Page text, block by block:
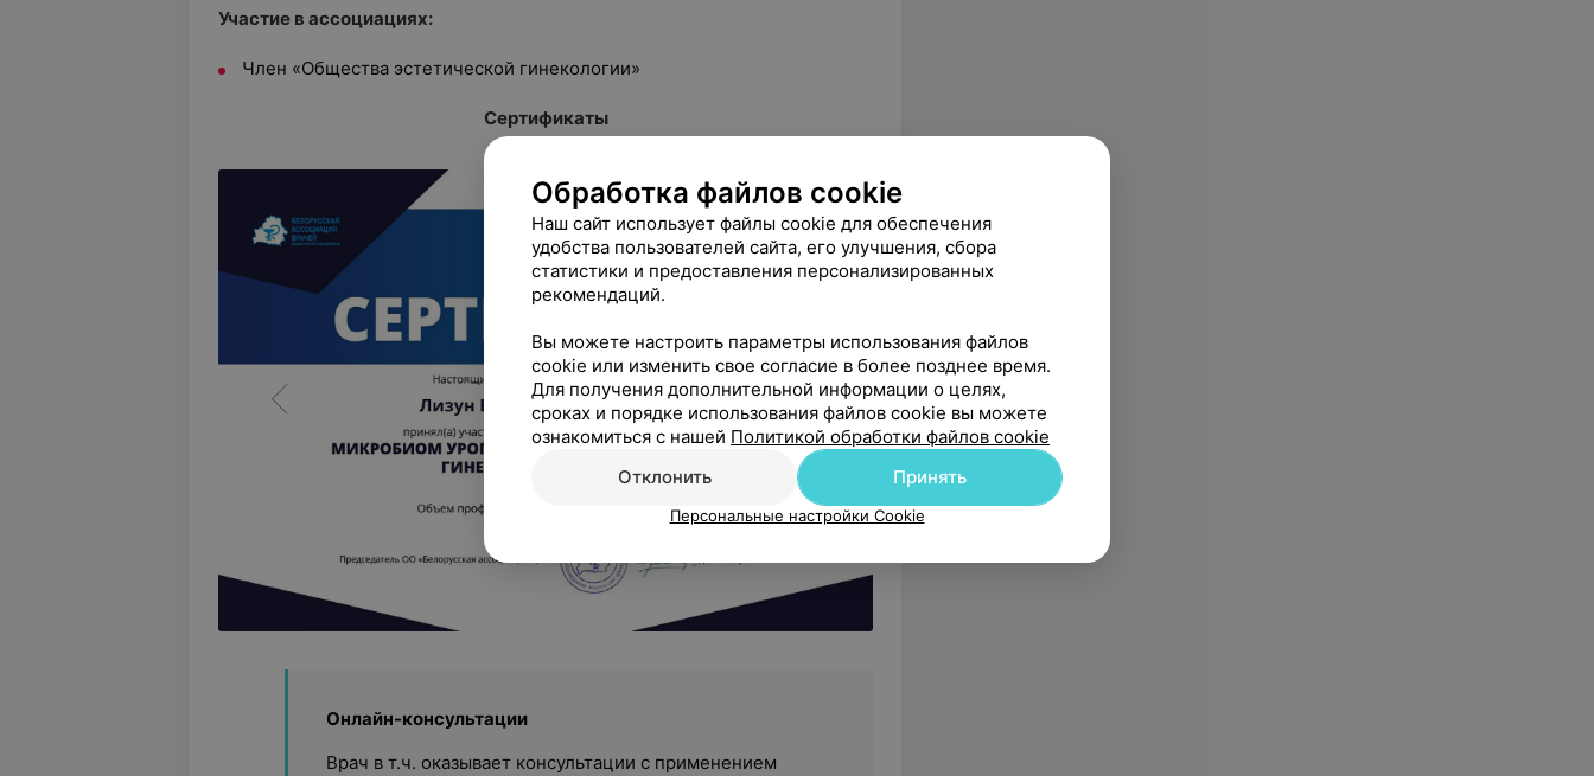
Участие в ассоциациях:
Член «Общества эстетической гинекологии»
Сертификаты
Онлайн-консультации
Врач в т.ч. оказывает консультации с применением
Обработка файлов cookie
Наш сайт использует файлы cookie для обеспечения
удобства пользователей сайта, его улучшения, сбора
статистики и предоставления персонализированных
рекомендаций.
Вы можете настроить параметры использования файлов
cookie или изменить свое согласие в более позднее время.
Для получения дополнительной информации о целях,
сроках и порядке использования файлов cookie вы можете
ознакомиться с нашей Политикой обработки файлов cookie
Отклонить
Принять
Персональные настройки Cookie